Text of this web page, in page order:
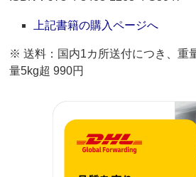
上記書籍の購入ページへ
※ 送料：国内1カ所送付につき、重
量5kg超 990円